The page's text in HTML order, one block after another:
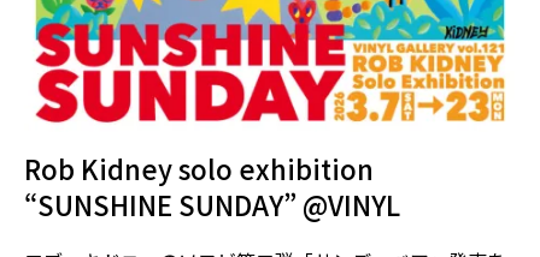
Rob Kidney solo exhibition
“SUNSHINE SUNDAY” @VINYL